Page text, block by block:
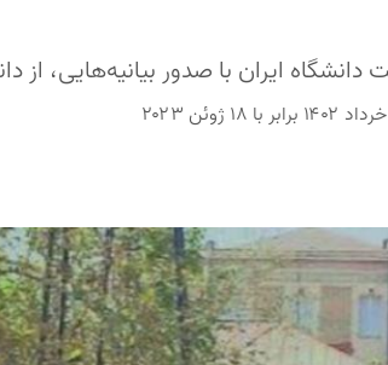
ایران با صدور بیانیه‌هایی، از
یک شنبه ۲۸ خرداد ۱۴۰۲ برابر با ۱۸ ژوئن ۲۰۲۳